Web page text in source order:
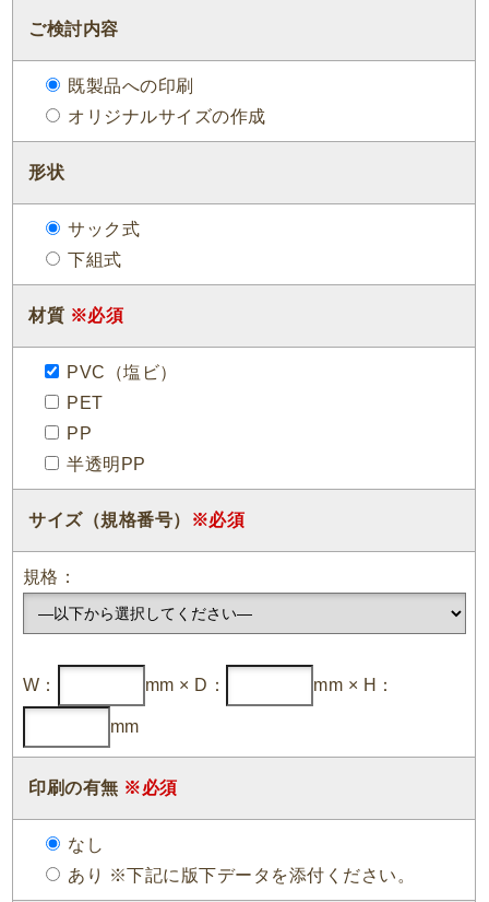
ご検討内容
既製品への印刷
オリジナルサイズの作成
形状
サック式
下組式
材質 ※必須
PVC（塩ビ）
PET
PP
半透明PP
サイズ（規格番号） ※必須
規格：
W： mm × D： mm × H：
mm
印刷の有無 ※必須
なし
あり ※下記に版下データを添付ください。